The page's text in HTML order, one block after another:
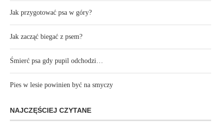
Jak przygotować psa w góry?
Jak zacząć biegać z psem?
Śmierć psa gdy pupil odchodzi…
Pies w lesie powinien być na smyczy
NAJCZĘŚCIEJ CZYTANE